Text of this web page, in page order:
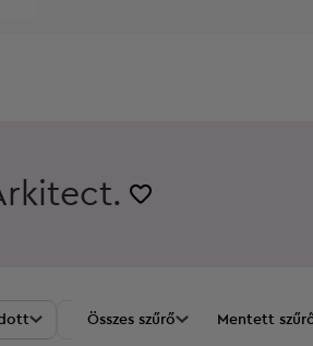
Akciók Ár
Összes szűrő Mentett